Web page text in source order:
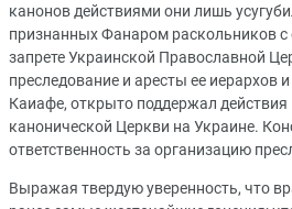
канонов действиями они лишь
признанных Фанаром раскольников с
запрете Украинской Православной
преследование и аресты ее иерархов
Каиафе, открыто поддержал
канонической Церкви на Украине.
ответственность за организацию
Выражая твердую уверенность, что